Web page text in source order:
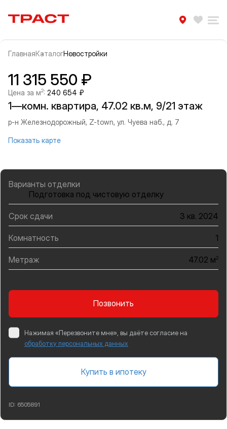
Траст | Служба недвижимости
ГлавнаяКаталогНовостройки
Информация об объекте
Галерея
11 315 550 ₽
Цена за м2: 240 654 ₽
1—комн. квартира, 47.02 кв.м, 9/21 этаж
р-н Железнодорожный, Z-town, ул. Чуева наб., д. 7
Показать карте
Варианты отделки
Подготовка под чистовую отделку
Срок сдачи 3 кв. 2024
Комнатность 1
Метраж 47.02 м2
Позвонить
Нажимая «Перезвоните мне», вы даёте согласие на
обработку персональных данных
Купить в ипотеку
ID: 6505891